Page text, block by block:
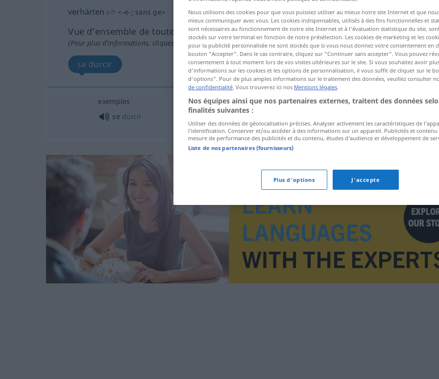
verhärten v/r <-e-; sans ge>
Vue d'ensemble de toutes les traductions
(Pour plus d'informations, cliquez sur/touchez la traduction)
se durcir
exemples
se durcir
Nous utilisons des cookies pour que vous puissiez utiliser au mieux notre site Internet et que
mieux communiquer avec vous. Les cookies indispensables, utilisés à des fins fonctionnelles et
sont nécessaires au fonctionnement de notre site Internet et à l'évaluation statistique du site,
stockés sur votre terminal en fonction de notre présélection. Les cookies de marketing et les
pour la publicité personnalisée ne sont stockés que si vous nous donnez votre consentement en
bouton "Accepter". Dans le cas contraire, cliquez sur "Continuer sans accepter". Vous pouvez
consentement à tout moment lors de vos visites ultérieures sur le site. Si vous souhaitez avoir
d'informations sur les cookies et les options de personnalisation, il vous suffit de cliquer sur le
d'options". Pour de plus amples informations sur le traitement des données, veuillez consulter
de confidentialité. Vous trouverez ici nos Mentions légales.
Nos équipes ainsi que nos partenaires externes, traitent des données
finalités suivantes :
Utiliser des données de géolocalisation précises. Analyser activement les caractéristiques de
l’identification. Conserver et/ou accéder à des informations sur un appareil. Publicités et contenu
mesure de performance des publicités et du contenu, études d’audience et développement de
Liste de nos partenaires (fournisseurs)
Plus d'options J'accepte